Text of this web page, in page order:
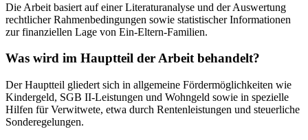
Die Arbeit basiert auf einer Literaturanalyse und der Auswertung
rechtlicher Rahmenbedingungen sowie statistischer Informationen
zur finanziellen Lage von Ein-Eltern-Familien.
Was wird im Hauptteil der Arbeit behandelt?
Der Hauptteil gliedert sich in allgemeine Fördermöglichkeiten wie
Kindergeld, SGB II-Leistungen und Wohngeld sowie in spezielle
Hilfen für Verwitwete, etwa durch Rentenleistungen und steuerliche
Sonderegelungen.